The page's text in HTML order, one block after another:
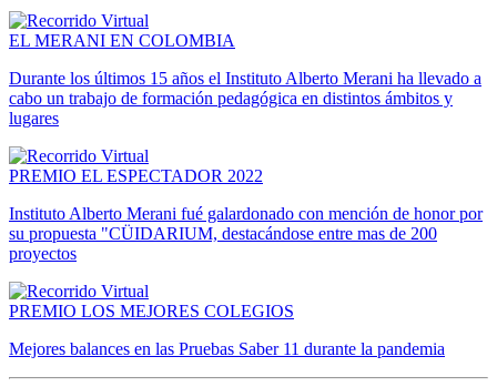
EL MERANI EN COLOMBIA
Durante los últimos 15 años el Instituto Alberto Merani ha llevado a
cabo un trabajo de formación pedagógica en distintos ámbitos y
lugares
PREMIO EL ESPECTADOR 2022
Instituto Alberto Merani fué galardonado con mención de honor por
su propuesta "CÜIDARIUM, destacándose entre mas de 200
proyectos
PREMIO LOS MEJORES COLEGIOS
Mejores balances en las Pruebas Saber 11 durante la pandemia